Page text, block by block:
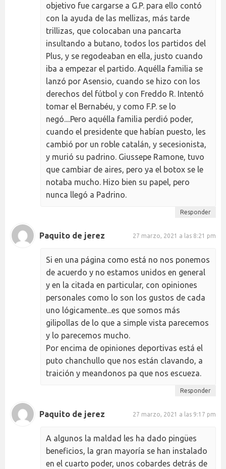
objetivo fue cargarse a G.P. para ello contó
con la ayuda de las mellizas, más tarde
trillizas, que colocaban una pancarta
insultando a butano, todos los partidos del
Plus, y se regodeaban en ella, justo cuando
iba a empezar el partido. Aquélla familia se
lanzó por Asensio, cuando se hizo con los
derechos del fútbol y con Freddo R. Intentó
tomar el Bernabéu, y como F.P. se lo
negó....Pero aquélla familia perdió poder,
cuando el presidente que habían puesto, les
cambió por un roble catalán, y secesionista,
y murió su padrino. Giussepe Ramone, tuvo
que cambiar de aires, pero ya el botox se le
notaba mucho. Hizo bien su papel, pero
nunca llegó a Padrino.
Responder
Paquito de jerez 27 marzo, 2021 a las 8:21 pm
Si en una página como está no nos ponemos
de acuerdo y no estamos unidos en general
y en la citada en particular, con opiniones
personales como lo son los gustos de cada
uno lógicamente...es que somos más
gilipollas de lo que a simple vista parecemos
y lo parecemos mucho.
Por encima de opiniones deportivas está el
puto chanchullo que nos están clavando, a
traición y meandonos pa que nos escueza.
Responder
Paquito de jerez 27 marzo, 2021 a las 9:17 pm
A algunos la maldad les ha dado pingües
beneficios, la gran mayoría se han instalado
en el cuarto poder, unos cobardes detrás de